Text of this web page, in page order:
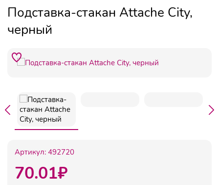
Подставка-стакан Attache City,
черный
Артикул: 492720
70.01₽